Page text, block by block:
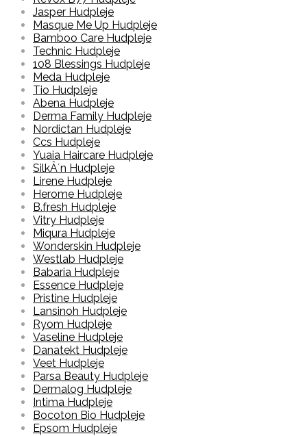
Jasper Hudpleje
Masque Me Up Hudpleje
Bamboo Care Hudpleje
Technic Hudpleje
108 Blessings Hudpleje
Meda Hudpleje
Tio Hudpleje
Abena Hudpleje
Derma Family Hudpleje
Nordictan Hudpleje
Ccs Hudpleje
Yuaia Haircare Hudpleje
SilkÂ´n Hudpleje
Lirene Hudpleje
Herome Hudpleje
B.fresh Hudpleje
Vitry Hudpleje
Miqura Hudpleje
Wonderskin Hudpleje
Westlab Hudpleje
Babaria Hudpleje
Essence Hudpleje
Pristine Hudpleje
Lansinoh Hudpleje
Ryom Hudpleje
Vaseline Hudpleje
Danatekt Hudpleje
Veet Hudpleje
Parsa Beauty Hudpleje
Dermalog Hudpleje
Intima Hudpleje
Bocoton Bio Hudpleje
Epsom Hudpleje